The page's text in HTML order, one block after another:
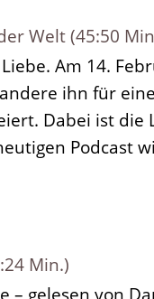
Welt (45:50
Am 14.
ihn für
Dabei ist die
Podcast
Min.)
– gelesen von